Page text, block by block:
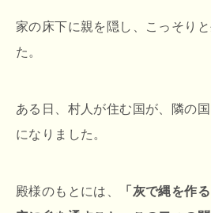
家の床下に親を隠し、こっそり
た。
ある日、村人が住む国が、隣の
になりました。
殿様のもとには、
「灰で縄を作